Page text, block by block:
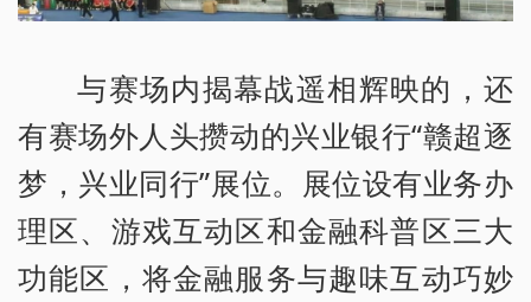
与赛场内揭幕战遥相辉映的，还
有赛场外人头攒动的兴业银行“赣超逐
梦，兴业同行”展位。展位设有业务办
理区、游戏互动区和金融科普区三大
功能区，将金融服务与趣味互动巧妙